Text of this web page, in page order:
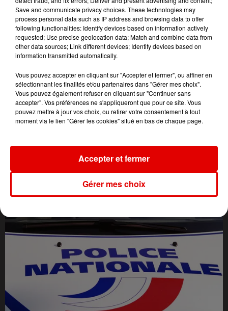
L'ACTU DES ARDENNES
Save and communicate privacy choices. These technologies may
process personal data such as IP address and browsing data to offer
following functionalities: Identify devices based on information actively
requested; Use precise geolocation data; Match and combine data from
other data sources; Link different devices; Identify devices based on
information transmitted automatically.
Vous pouvez accepter en cliquant sur "Accepter et fermer", ou affiner en
sélectionnant les finalités et/ou partenaires dans "Gérer mes choix".
Vous pouvez également refuser en cliquant sur "Continuer sans
accepter". Vos préférences ne s'appliqueront que pour ce site. Vous
pouvez mettre à jour vos choix, ou retirer votre consentement à tout
moment via le lien "Gérer les cookies" situé en bas de chaque page.
Gérer mes choix
Accepter et fermer